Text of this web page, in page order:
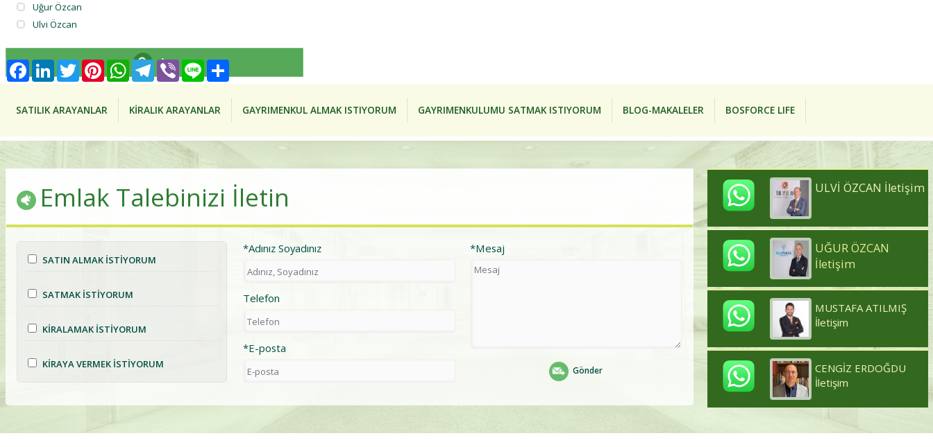
Uğur Özcan
Ulvi Özcan
Ara
SATILIK ARAYANLAR KİRALIK ARAYANLAR GAYRIMENKUL ALMAK ISTIYORUM GAYRIMENKULUMU SATMAK ISTIYORUM BLOG-MAKALELER BOSFORCE LIFE
Emlak Talebinizi İletin
SATIN ALMAK İSTİYORUM
SATMAK İSTİYORUM
KİRALAMAK İSTİYORUM
KİRAYA VERMEK İSTİYORUM
*Adınız Soyadınız
Telefon
*E-posta
*Mesaj
Gönder
ULVİ ÖZCAN İletişim
UĞUR ÖZCAN
İletişim
MUSTAFA ATILMIŞ
İletişim
CENGİZ ERDOĞDU
İletişim
FacebookLinkedInTwitterPinterestWhatsAppTelegram
Viber Line Share